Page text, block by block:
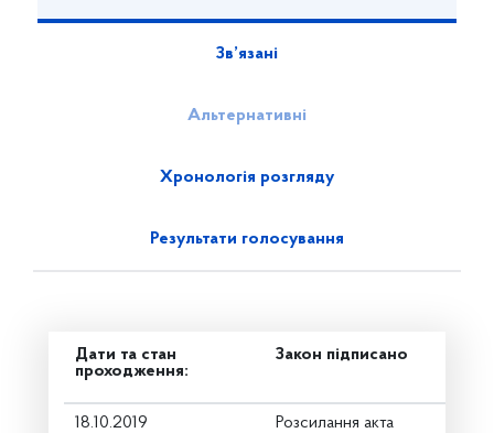
Зв’язані
Альтернативні
Хронологія розгляду
Результати голосування
Дати та стан
проходження:
Закон підписано
18.10.2019 Розсилання акта